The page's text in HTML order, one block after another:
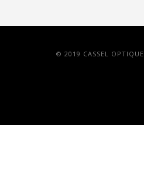
© 2019 CASSEL OPTIQUE